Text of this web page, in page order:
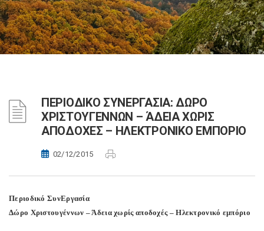
ΠΕΡΙΟΔΙΚΟ ΣΥΝΕΡΓΑΣΙΑ: ΔΩΡΟ
ΧΡΙΣΤΟΥΓΕΝΝΩΝ – ΆΔΕΙΑ ΧΩΡΙΣ
ΑΠΟΔΟΧΕΣ – ΗΛΕΚΤΡΟΝΙΚΟ ΕΜΠΟΡΙΟ
02/12/2015
Περιοδικό ΣυνΕργασία
Δώρο Χριστουγέννων – Άδεια χωρίς αποδοχές – Ηλεκτρονικό εμπόριο